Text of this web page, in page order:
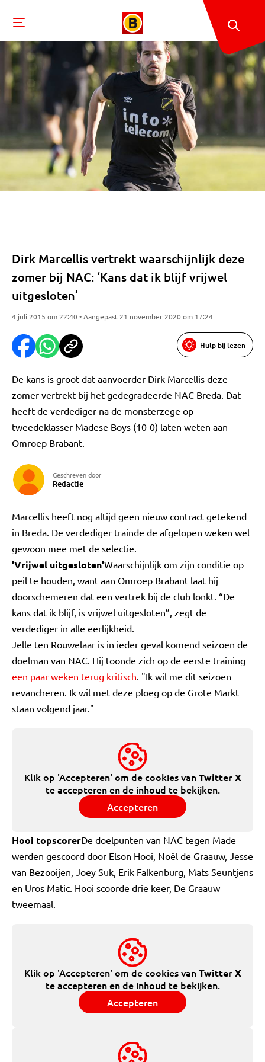
Dirk Marcellis vertrekt waarschijnlijk deze
zomer bij NAC: ‘Kans dat ik blijf vrijwel
uitgesloten’
4 juli 2015 om 22:40 • Aangepast 21 november 2020 om 17:24
Hulp bij lezen
De kans is groot dat aanvoerder Dirk Marcellis deze
zomer vertrekt bij het gedegradeerde NAC Breda. Dat
heeft de verdediger na de monsterzege op
tweedeklasser Madese Boys (10-0) laten weten aan
Omroep Brabant.
Geschreven door
Redactie
Marcellis heeft nog altijd geen nieuw contract getekend
in Breda. De verdediger trainde de afgelopen weken wel
gewoon mee met de selectie.
'Vrijwel uitgesloten'Waarschijnlijk om zijn conditie op
peil te houden, want aan Omroep Brabant laat hij
doorschemeren dat een vertrek bij de club lonkt. “De
kans dat ik blijf, is vrijwel uitgesloten”, zegt de
verdediger in alle eerlijkheid.
Jelle ten Rouwelaar is in ieder geval komend seizoen de
doelman van NAC. Hij toonde zich op de eerste training
een paar weken terug kritisch. "Ik wil me dit seizoen
revancheren. Ik wil met deze ploeg op de Grote Markt
staan volgend jaar."
Klik op 'Accepteren' om de cookies vanTwitter X
te accepteren en de inhoud te bekijken.
Accepteren
Hooi topscorerDe doelpunten van NAC tegen Made
werden gescoord door Elson Hooi, Noël de Graauw, Jesse
van Bezooijen, Joey Suk, Erik Falkenburg, Mats Seuntjens
en Uros Matic. Hooi scoorde drie keer, De Graauw
tweemaal.
Klik op 'Accepteren' om de cookies vanTwitter X
te accepteren en de inhoud te bekijken.
Accepteren